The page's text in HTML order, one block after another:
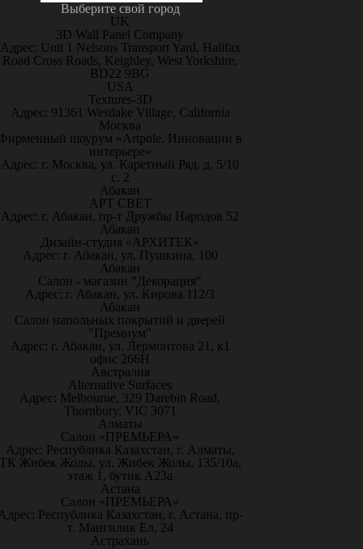
Выберите свой город
UK
3D Wall Panel Company
Адрес: Unit 1 Nelsons Transport Yard, Halifax
Road Cross Roads, Keighley, West Yorkshire,
BD22 9BG
USA
Textures-3D
Адрес: 91361 Westlake Village, California
Москва
шоурум «Artpole. Инновации в
интерьере»
Адрес: г. Москва, ул. Каретный Ряд, д. 5/10
с. 2
Абакан
АРТ СВЕТ
Адрес: г. Абакан, пр-т Дружбы Народов 52
Абакан
Дизайн-студия «АРХИТЕК»
Адрес: г. Абакан, ул. Пушкина, 100
Абакан
Салон - магазин "Декорация"
Адрес: г. Абакан, ул. Кирова 112/3
Абакан
Салон напольных покрытий и дверей
"Премиум"
Адрес: г. Абакан, ул. Лермонтова 21, к1
офис 266Н
Австралия
Alternative Surfaces
Адрес: Melbourne, 329 Darebin Road,
Thornbury, VIC 3071
Алматы
Салон «ПРЕМЬЕРА»
Адрес: Республика Казахстан, г. Алматы,
Жибек Жолы, ул. Жибек Жолы, 135/10а,
этаж 1, бутик А23а
Астана
Салон «ПРЕМЬЕРА»
Республика Казахстан, г. Астана, пр-
т. Мангилик Ел, 24
Астрахань